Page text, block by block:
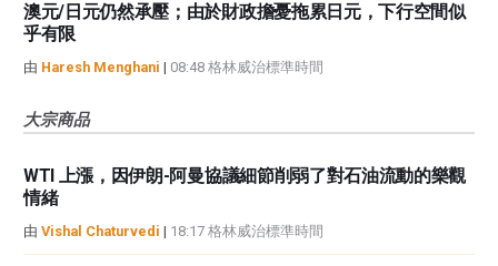
澳元/日元仍然承壓；由於財政擔憂拖累日元，下行空間似
乎有限
由 Haresh Menghani | 08:48 格林威治標準時間
大宗商品
WTI 上漲，因伊朗-阿曼協議細節削弱了對石油流動的樂觀
情緒
由 Vishal Chaturvedi | 18:17 格林威治標準時間